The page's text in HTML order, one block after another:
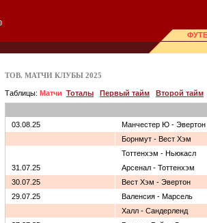
ТОВ. МАТЧИ КЛУБЫ 2025
Таблицы: Матчи Тоталы Первый тайм Второй тайм
03.08.25
Манчестер Ю - Эвертон
Борнмут - Вест Хэм
Тоттенхэм - Ньюкасл
31.07.25
Арсенал - Тоттенхэм
30.07.25
Вест Хэм - Эвертон
29.07.25
Валенсия - Марсель
Халл - Сандерленд